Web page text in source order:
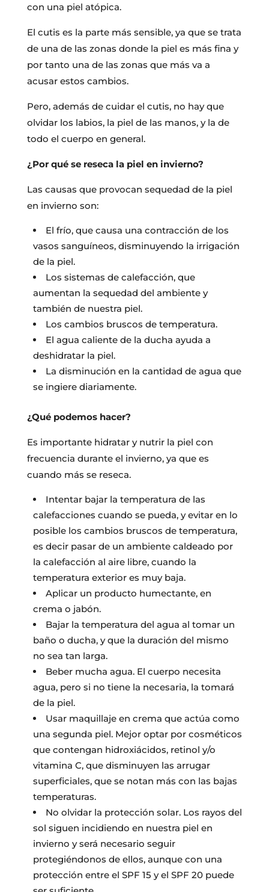
con una piel atópica.
El cutis es la parte más sensible, ya que se trata
de una de las zonas donde la piel es más fina y
por tanto una de las zonas que más va a
acusar estos cambios.
Pero, además de cuidar el cutis, no hay que
olvidar los labios, la piel de las manos, y la de
todo el cuerpo en general.
¿Por qué se reseca la piel en invierno?
Las causas que provocan sequedad de la piel
en invierno son:
El frío, que causa una contracción de los
vasos sanguíneos, disminuyendo la irrigación
de la piel.
Los sistemas de calefacción, que
aumentan la sequedad del ambiente y
también de nuestra piel.
Los cambios bruscos de temperatura.
El agua caliente de la ducha ayuda a
deshidratar la piel.
La disminución en la cantidad de agua que
se ingiere diariamente.
¿Qué podemos hacer?
Es importante hidratar y nutrir la piel con
frecuencia durante el invierno, ya que es
cuando más se reseca.
Intentar bajar la temperatura de las
calefacciones cuando se pueda, y evitar en lo
posible los cambios bruscos de temperatura,
es decir pasar de un ambiente caldeado por
la calefacción al aire libre, cuando la
temperatura exterior es muy baja.
Aplicar un producto humectante, en
crema o jabón.
Bajar la temperatura del agua al tomar un
baño o ducha, y que la duración del mismo
no sea tan larga.
Beber mucha agua. El cuerpo necesita
agua, pero si no tiene la necesaria, la tomará
de la piel.
Usar maquillaje en crema que actúa como
una segunda piel. Mejor optar por cosméticos
que contengan hidroxiácidos, retinol y/o
vitamina C, que disminuyen las arrugar
superficiales, que se notan más con las bajas
temperaturas.
No olvidar la protección solar. Los rayos del
sol siguen incidiendo en nuestra piel en
invierno y será necesario seguir
protegiéndonos de ellos, aunque con una
protección entre el SPF 15 y el SPF 20 puede